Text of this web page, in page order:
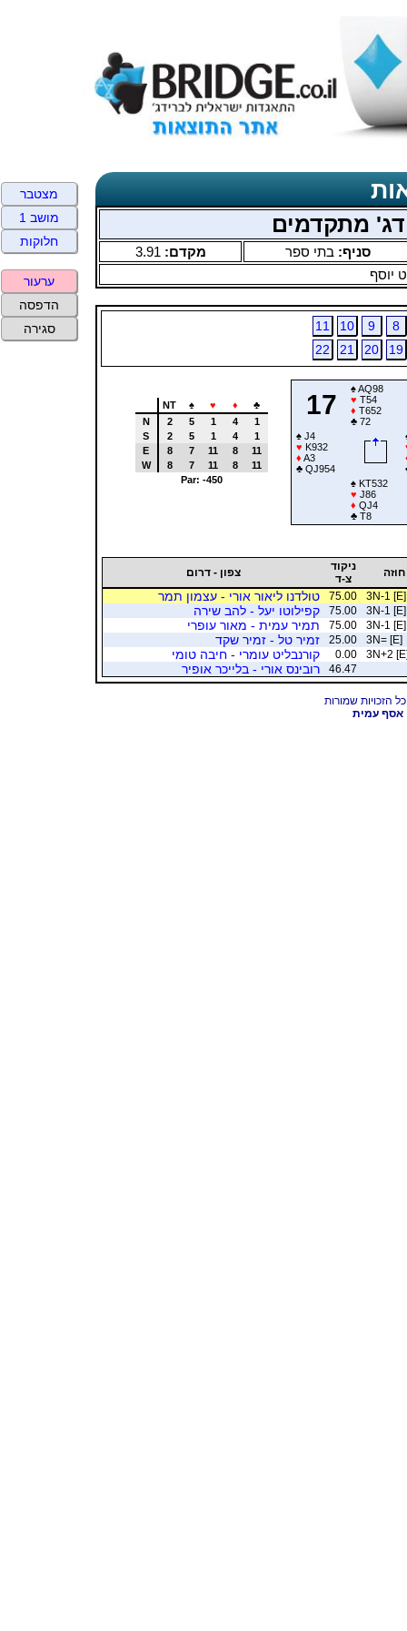
מתקדמים
סניף: בתי ספר מקדם: 3.91
יוסף
8
9
10
11
19
20
21
22
17
♠AQ98
♥ T54
♦ T652
♣ 72
♠ J4
♥ K932
♦ A3
♣ QJ954
♠ KT532
♥ J86
♦ QJ4
♣ T8
NT ♠ ♥ ♦
♣
N
2 5 1 4
1
S
2 5 1 4
1
E
8 7 11 8
11
W
8 7 11 8
11
Par: -450
חוזה
ניקוד
צ-ד
צפון - דרום
3N-1 [E]
75.00 טולדנו ליאור אורי - עצמון תמר
3N-1 [E]
75.00 קפילוטו יעל - להב שירה
3N-1 [E]
75.00 תמיר עמית - מאור עופרי
3N= [E]
25.00 זמיר טל - זמיר שקד
3N+2
0.00 קורנבליט עומרי - חיבה טומי
46.47 רובינס אורי - בלייכר אופיר
אסף עמית
מצטבר
מושב 1
חלוקות
ערעור
הדפסה
סגירה